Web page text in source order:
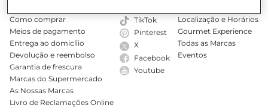
Como comprar
Meios de pagamento
Entrega ao domicílio
Devolução e reembolso
Garantia de frescura
Marcas do Supermercado
As Nossas Marcas
Livro de Reclamações Online
TikTok
Pinterest
X
Facebook
Youtube
Localização e Horários
Gourmet Experience
Todas as Marcas
Eventos